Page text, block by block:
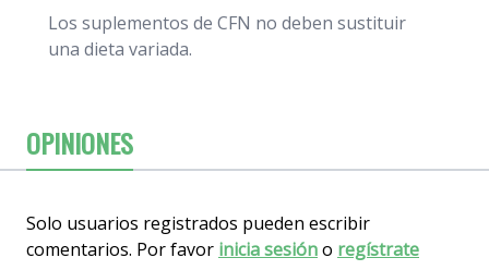
Los suplementos de CFN no deben sustituir
una dieta variada.
OPINIONES
Solo usuarios registrados pueden escribir
comentarios. Por favor inicia sesióno regístrate